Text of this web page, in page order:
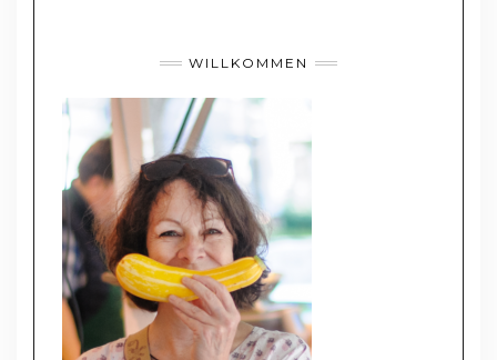
WILLKOMMEN